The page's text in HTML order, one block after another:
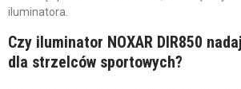
iluminatora.
Czy iluminator NOXAR DIR850
dla strzelców sportowych?